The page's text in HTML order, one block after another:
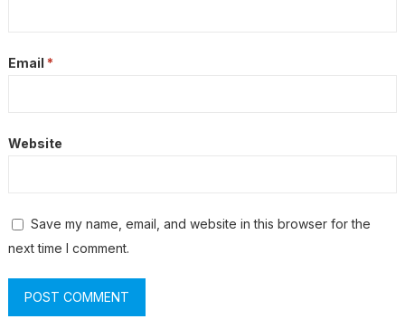
Email *
Website
Save my name, email, and website in this browser for the
next time I comment.